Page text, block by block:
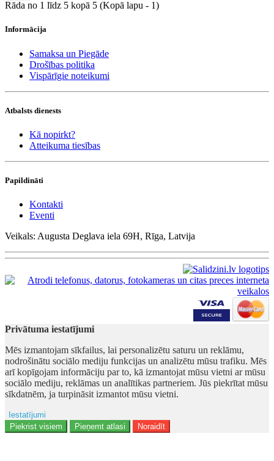
Rāda no 1 līdz 5 kopā 5 (Kopā lapu - 1)
Informācija
Samaksa un Piegāde
Drošības politika
Vispārīgie noteikumi
Atbalsts dienests
Kā nopirkt?
Atteikuma tiesības
Papildināti
Kontakti
Eventi
Veikals: Augusta Deglava iela 69H, Rīga, Latvija
Privātuma iestatījumi
Mēs izmantojam sīkfailus, lai personalizētu saturu un reklāmu,
nodrošinātu sociālo mediju funkcijas un analizētu mūsu trafiku. Mēs
arī kopīgojam informāciju par to, kā izmantojat mūsu vietni ar mūsu
sociālo mediju, reklāmas un analītikas partneriem. Jūs piekrītat mūsu
sīkdatnēm, ja turpināsit izmantot mūsu vietni.
Iestatījumi
Ad storage
Piekrist visiem Pieņemt atlasi Noraidīt